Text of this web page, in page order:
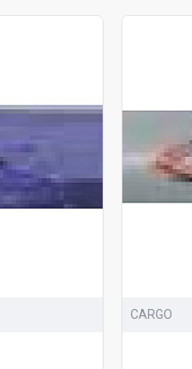
CARGO